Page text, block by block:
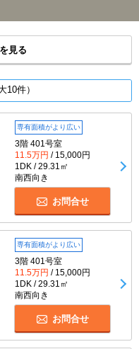
見る
10件）
専有面積がより広い
3階 401号室
11.5万円 / 15,000円
1DK / 29.31㎡
南西向き
お問合せ
専有面積がより広い
3階 401号室
11.5万円 / 15,000円
1DK / 29.31㎡
南西向き
お問合せ